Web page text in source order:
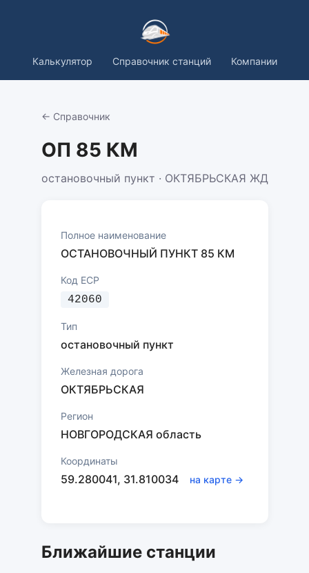
Калькулятор Справочник станций Компании
← Справочник
ОП 85 КМ
остановочный пункт · ОКТЯБРЬСКАЯ ЖД
Полное наименование
ОСТАНОВОЧНЫЙ ПУНКТ 85 КМ
Код ЕСР
42060
Тип
остановочный пункт
Железная дорога
ОКТЯБРЬСКАЯ
Регион
НОВГОРОДСКАЯ область
Координаты
59.280041, 31.810034 на карте →
Ближайшие станции